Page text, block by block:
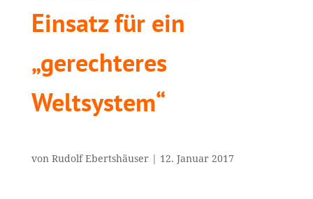
Einsatz für ein
„gerechteres
Weltsystem“
von Rudolf Ebertshäuser| 12. Januar 2017